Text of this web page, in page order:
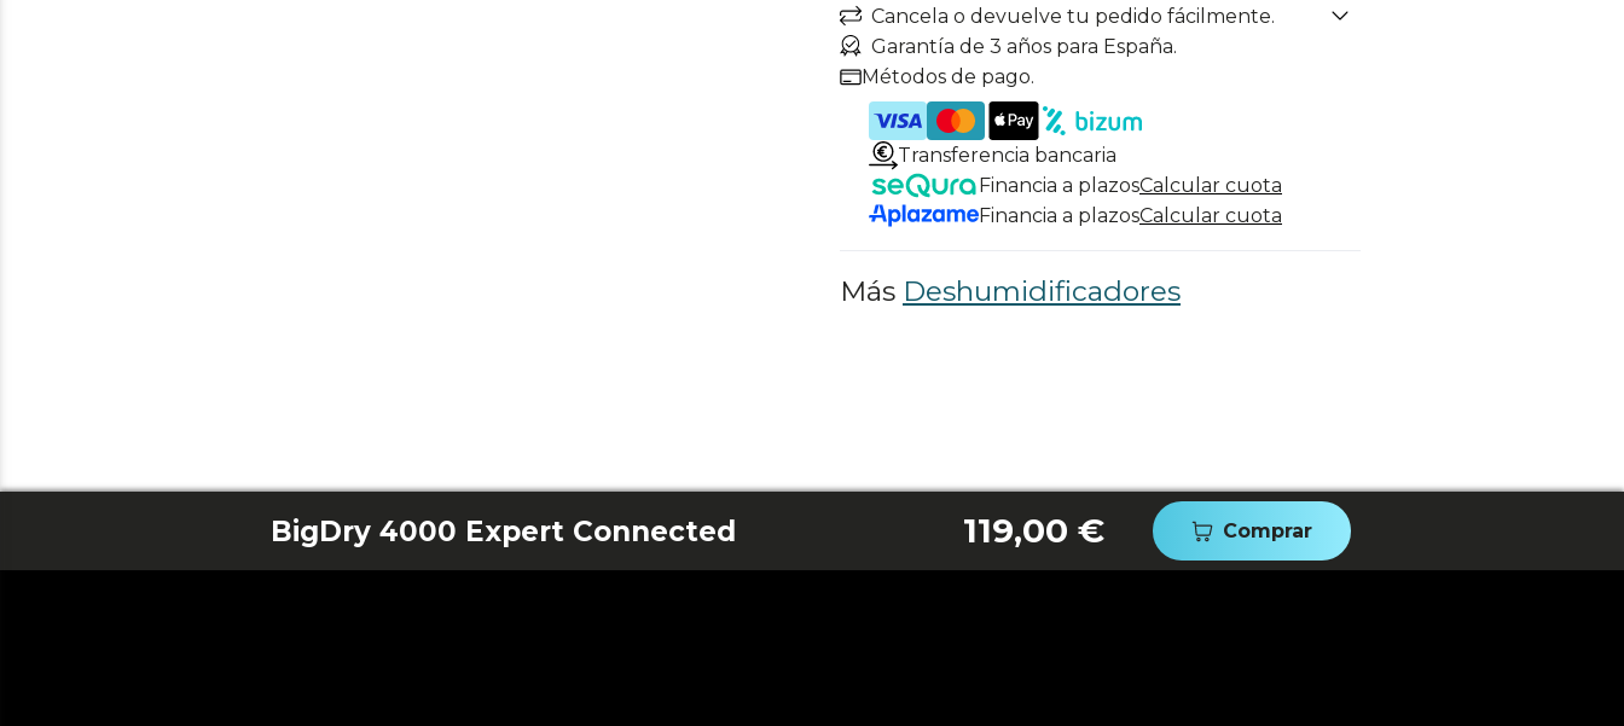
Cancela o devuelve tu pedido fácilmente.
Garantía de 3 años para España.
Métodos de pago.
Transferencia bancaria
Financia a plazosCalcular cuota
Financia a plazosCalcular cuota
Más Deshumidificadores
BigDry 4000 Expert Connected 119,00 € Comprar